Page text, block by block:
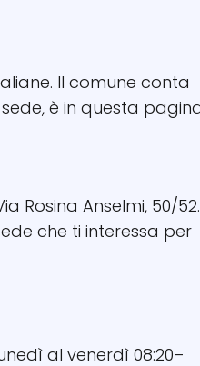
Il comune conta
è in questa
Rosina Anselmi, 50/52.
che ti interessa per
al venerdì 08:20–